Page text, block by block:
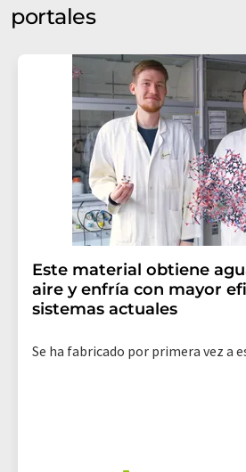
portales
Este material obtiene
aire y enfría con mayor
sistemas actuales
Se ha fabricado por primera vez a